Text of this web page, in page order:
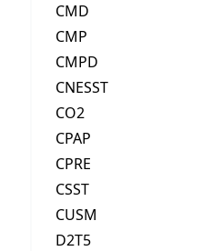
CMD
CMP
CMPD
CNESST
CO2
CPAP
CPRE
CSST
CUSM
D2T5